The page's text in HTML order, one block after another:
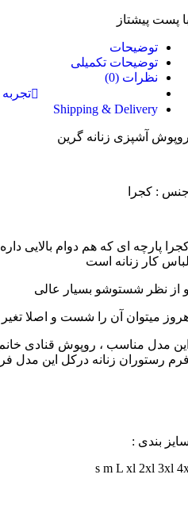
پست پیشتاز
توضیحات
توضیحات تکمیلی
نظرات (0)
Shipping & Delivery
آشپزی زنانه گرین
: کجرا
پارچه ای که هم دوام بالایی
کار زنانه است
از نظر شستوشو بسیار عالی
میتوان آن را شست و اصلا
مدل مناسب ، روپوش قنادی
رستوران زنانه درکل این مدل
بندی :
s m L xl 2xl 3xl